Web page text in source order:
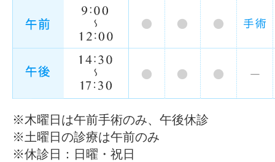
※木曜日は午前手術のみ、午後休診
※土曜日の診療は午前のみ
※休診日：日曜・祝日